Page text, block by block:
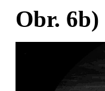
Obr. 6b)